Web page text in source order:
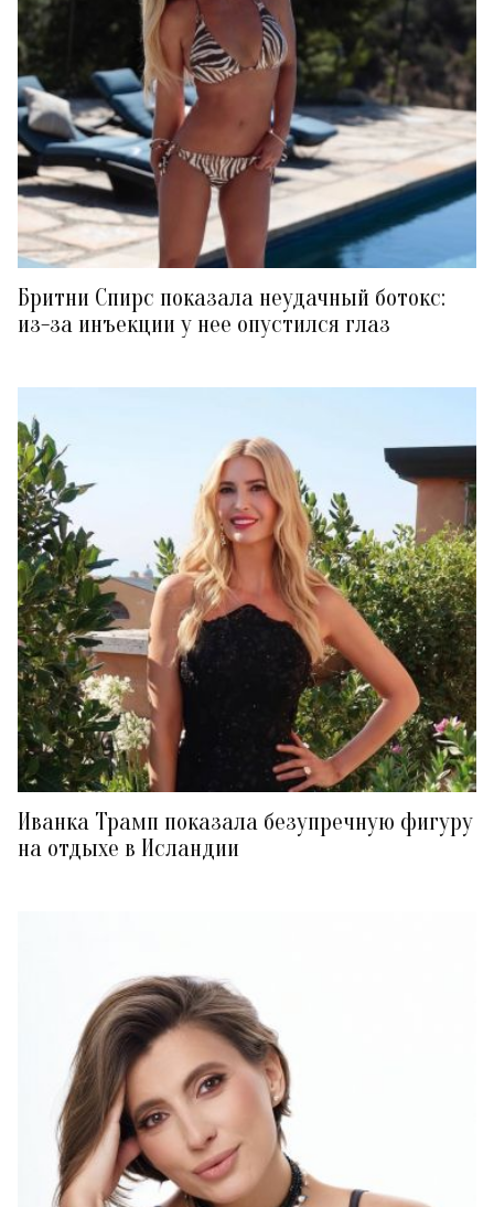
Бритни Спирс показала неудачный ботокс:
из-за инъекции у нее опустился глаз
Иванка Трамп показала безупречную фигуру
на отдыхе в Исландии